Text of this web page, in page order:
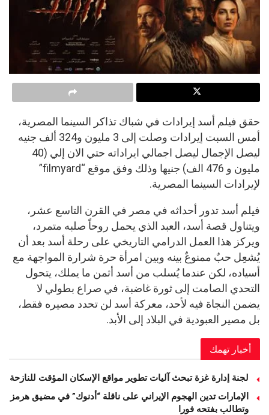
حقق فيلم أسد إيرادات في شباك تذاكر السينما المصرية،
أمس السبت إيرادات وصلت إلى 3 مليون و324 ألف جنيه
ليصل الإجمال ليصل اجمالي ايراداته حتي الان إلي (40
مليون و 476 الف) جنيها وذلك وفق موقع “filmyard”
لإيرادات السينما المصرية.
فيلم أسد تدور أحداثه في مصر في القرن التاسع عشر،
ويتناول قصة أسد، العبد الذي يحمل روحاً صلبه متمرد،
ويركز هذا العمل الدرامي التاريخي على رحلة أسد بعد أن
يُشعِل حبٌ ممنوعٌ بينه وبين امرأة حرة شرارة المواجهة مع
أسياده، لكن عندما يُسلب من أسد أثمن ما يملك، يتحول
التحدي الصامت إلى ثورة غاضبة، في صراع بطولي لا
يضمن النجاة فيه لأحد، معركة أسد لن تحدد مصيره فقط،
بل مصير العبودية في البلاد إلى الأبد.
أخبار تهمك
لجنة إدارة غزة تبحث آليات تطوير مواقع الإسكان المؤقت للنازحة
الإمارات تدين الهجوم الإيراني على ناقلة “أدنوك” في مضيق هرمز
وتطالب بفتحه فورا